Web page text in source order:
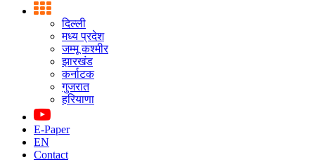
दिल्ली
मध्य प्रदेश
जम्मू कश्मीर
झारखंड
कर्नाटक
गुजरात
हरियाणा
E-Paper
EN
Contact